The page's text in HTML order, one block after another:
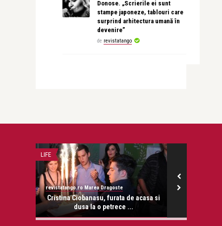
Donose. „Scrierile ei sunt
stampe japoneze, tablouri care
surprind arhitectura umană în
devenire”
de revistatango
LIFE
revistatango.ro Marea Dragoste
Cristina Ciobanasu, furata de acasa si
dusa la o petrece ...